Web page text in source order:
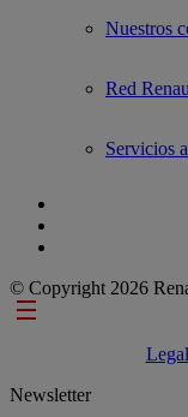
Nuestros
Red
Servicios
© Copyright 2026
Footer links
Newsletter